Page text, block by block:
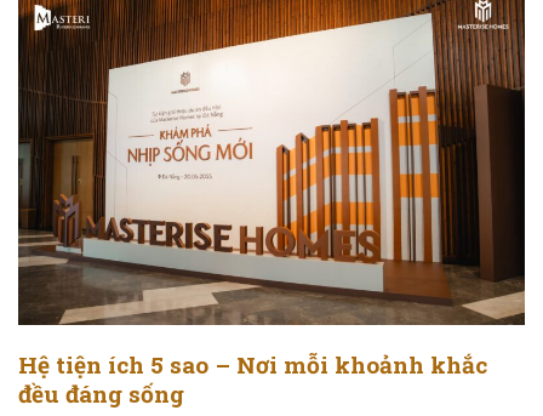
Hệ tiện ích 5 sao – Nơi mỗi khoảnh khắc
đều đáng sống